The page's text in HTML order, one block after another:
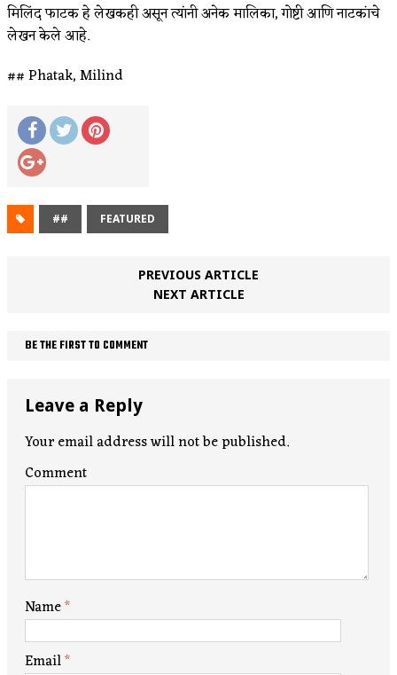
मिलिंद फाटक हे लेखकही असून त्यांनी अनेक मालिका, गोष्टी आणि नाटकांचे
लेखन केले आहे.
## Phatak, Milind
## FEATURED
PREVIOUS ARTICLE
NEXT ARTICLE
BE THE FIRST TO COMMENT
Leave a Reply
Your email address will not be published.
Comment
Name*
Email*